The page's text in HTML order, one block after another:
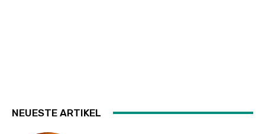
NEUESTE ARTIKEL